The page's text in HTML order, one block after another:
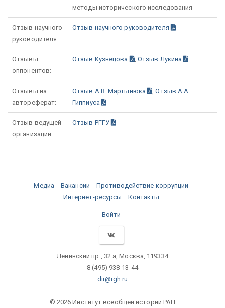
методы исторического исследования
Отзыв научного
руководителя:
Отзыв научного руководителя
Отзывы
оппонентов:
Отзыв Кузнецова , Отзыв Лукина
Отзывы на
автореферат:
Отзыв А.В. Мартынюка ,Отзыв А.А.
Гиппиуса
Отзыв ведущей
организации:
Отзыв РГГУ
Медиа Вакансии
Противодействие коррупции
Интернет-ресурсы
Контакты
Войти
Ленинский пр., 32 а, Москва, 119334
8 (495) 938-13-44
dir@igh.ru
© 2026 Институт всеобщей истории РАН